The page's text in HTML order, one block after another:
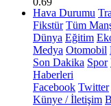
Hava Durumu
Fikstür Tüm
Dünya Eğitim
Medya Otomobil
Son Dakika Spor
Haberleri
Facebook Twitter
Künye / İletişim